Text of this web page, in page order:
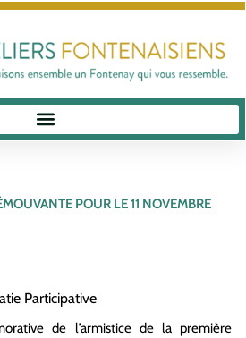
POUR LE 11 NOVEMBRE
Participative
de l’armistice de la première